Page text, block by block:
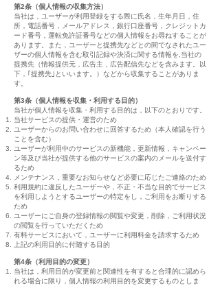
第2条（個人情報の収集方法）
当社は，ユーザーが利用登録をする際に氏名，生年月日，住
所，電話番号，メールアドレス，銀行口座番号，クレジットカ
ード番号，運転免許証番号などの個人情報をお尋ねすることが
あります。また，ユーザーと提携先などとの間でなされたユー
ザーの個人情報を含む取引記録や決済に関する情報を,当社の
提携先（情報提供元，広告主，広告配信先などを含みます。以
下，｢提携先｣といいます。）などから収集することがありま
す。
第3条（個人情報を収集・利用する目的）
当社が個人情報を収集・利用する目的は，以下のとおりです。
当社サービスの提供・運営のため
ユーザーからのお問い合わせに回答するため（本人確認を行う
ことを含む）
ユーザーが利用中のサービスの新機能，更新情報，キャンペー
ン等及び当社が提供する他のサービスの案内のメールを送付す
るため
メンテナンス，重要なお知らせなど必要に応じたご連絡のため
利用規約に違反したユーザーや，不正・不当な目的でサービス
を利用しようとするユーザーの特定をし，ご利用をお断りする
ため
ユーザーにご自身の登録情報の閲覧や変更，削除，ご利用状況
の閲覧を行っていただくため
有料サービスにおいて，ユーザーに利用料金を請求するため
上記の利用目的に付随する目的
第4条（利用目的の変更）
当社は，利用目的が変更前と関連性を有すると合理的に認めら
れる場合に限り，個人情報の利用目的を変更するものとしま